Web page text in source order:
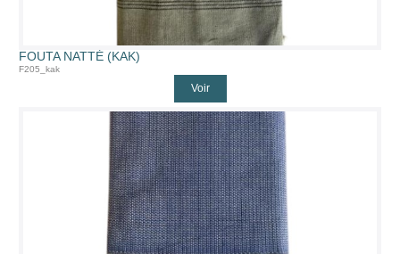
FOUTA NATTÉ (KAK)
F205_kak
Voir